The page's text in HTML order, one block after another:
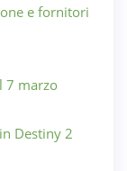
e fornitori
7 marzo
Destiny 2